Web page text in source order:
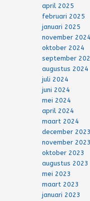
april 2025
februari 2025
januari 2025
november 2024
oktober 2024
september
augustus 2024
juli 2024
juni 2024
mei 2024
april 2024
maart 2024
december 2023
november 2023
oktober 2023
augustus 2023
mei 2023
maart 2023
januari 2023